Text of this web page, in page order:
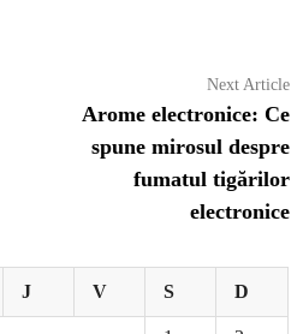
Next Article
Arome electronice: Ce
spune mirosul despre
fumatul tigărilor
electronice
J V S D